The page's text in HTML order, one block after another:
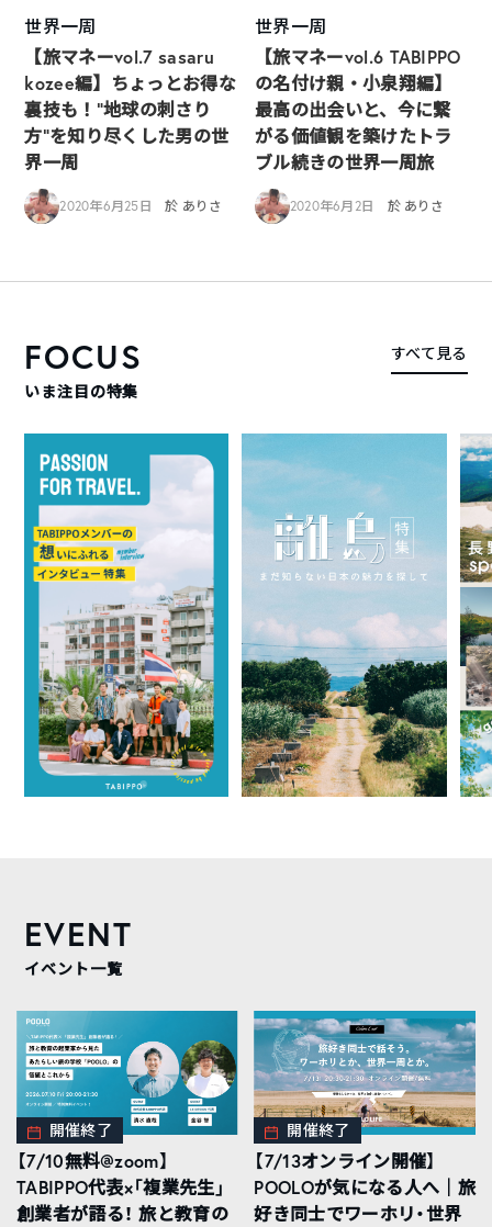
世界一周
【旅マネーvol.7 sasaru
kozee編】ちょっとお得な
裏技も！“地球の刺さり
方”を知り尽くした男の世
界一周
2020年6月25日 於 ありさ
世界一周
【旅マネーvol.6 TABIPPO
の名付け親・小泉翔編】
最高の出会いと、今に繋
がる価値観を築けたトラ
ブル続きの世界一周旅
2020年6月2日 於 ありさ
FOCUS
いま注目の特集
すべて見る
EVENT
イベント一覧
開催終了
【7/10無料@zoom】
TABIPPO代表×「複業先生」
創業者が語る！ 旅と教育の
開催終了
【7/13オンライン開催】
POOLOが気になる人へ｜旅
好き同士でワーホリ・世界